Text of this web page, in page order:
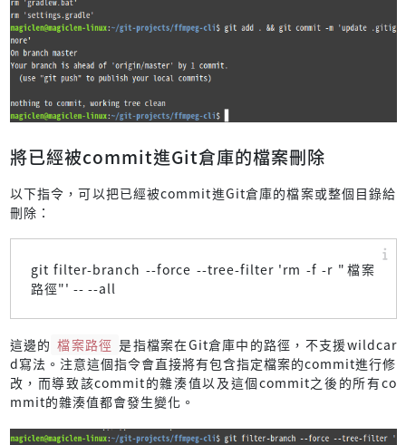
將已經被commit進Git倉庫的檔案刪除
以下指令，可以把已經被commit進Git倉庫的檔案或整個目錄給
刪除：
git filter-branch --force --tree-filter 'rm -f -r "檔案
路徑"' -- --all
這邊的 檔案路徑 是指檔案在Git倉庫中的路徑，不支援wildcar
d寫法。注意這個指令會直接將有包含指定檔案的commit進行修
改，而導致該commit的雜湊值以及這個commit之後的所有co
mmit的雜湊值都會發生變化。